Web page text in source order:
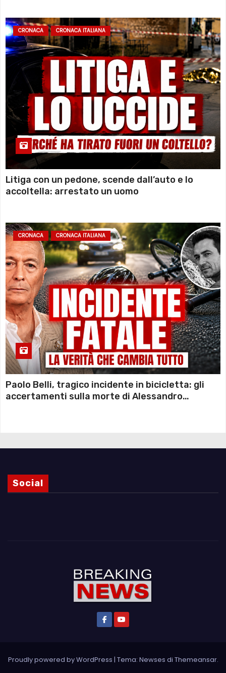
CRONACA CRONACA ITALIANA
Litiga con un pedone, scende dall’auto e lo
accoltella: arrestato un uomo
CRONACA CRONACA ITALIANA
Paolo Belli, tragico incidente in bicicletta: gli
accertamenti sulla morte di Alessandro
Social
Proudly powered by WordPress | Tema: Newses di Themeansar.